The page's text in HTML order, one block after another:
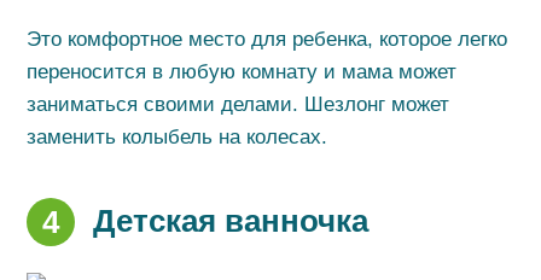
Это комфортное место для ребенка, которое легко
переносится в любую комнату и мама может
заниматься своими делами. Шезлонг может
заменить колыбель на колесах.
4 Детская ванночка